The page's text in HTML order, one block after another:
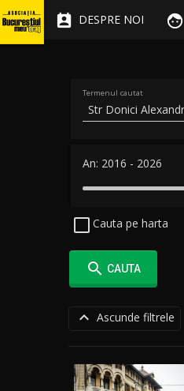
 DESPRE NOI 
Termenul cautat
An: 2016 - 2026
Cauta pe harta
 CAUTA
 Ascunde filtrele